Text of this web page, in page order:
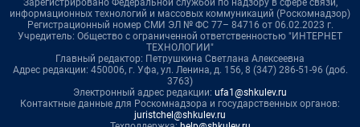
информационных технологий и массовых коммуникаций (Роскомнадзор)
Регистрационный номер СМИ ЭЛ № ФС 77– 84716 от 06.02.2023 г.
Учредитель: Общество с ограниченной ответственностью "ИНТЕРНЕТ
ТЕХНОЛОГИИ"
Главный редактор: Петрушкина Светлана Алексеевна
Адрес редакции: 450006, г. Уфа, ул. Ленина, д. 156, 8 (347) 286-51-96 (доб.
3763)
Электронный адрес редакции: ufa1@shkulev.ru
Контактные данные для Роскомнадзора и государственных органов:
juristchel@shkulev.ru